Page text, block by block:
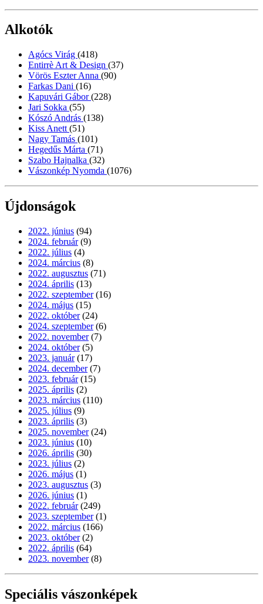
Alkotók
Agócs Virág (418)
Entirrè Art & Design (37)
Vörös Eszter Anna (90)
Farkas Dani (16)
Kapuvári Gábor(228)
Jari Sokka (55)
Kószó András (138)
Kiss Anett (51)
Nagy Tamás (101)
Hegedűs Márta (71)
Szabo Hajnalka (32)
Vászonkép Nyomda (1076)
Újdonságok
2022. június (94)
2024. február (9)
2022. július (4)
2024. március (8)
2022. augusztus (71)
2024. április (13)
2022. szeptember (16)
2024. május (15)
2022. október (24)
2024. szeptember (6)
2022. november (7)
2024. október (5)
2023. január (17)
2024. december (7)
2023. február (15)
2025. április (2)
2023. március (110)
2025. július (9)
2023. április (3)
2025. november (24)
2023. június (10)
2026. április (30)
2023. július (2)
2026. május (1)
2023. augusztus (3)
2026. június (1)
2022. február (249)
2023. szeptember (1)
2022. március (166)
2023. október (2)
2022. április (64)
2023. november (8)
Speciális vászonképek